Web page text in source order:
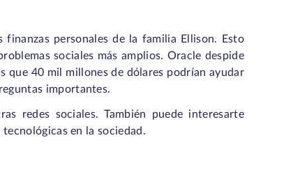
personales de la familia Ellison. Esto
sociales más amplios. Oracle despide
40 mil millones de dólares podrían ayudar
importantes.
redes sociales. También puede interesarte
en la sociedad.